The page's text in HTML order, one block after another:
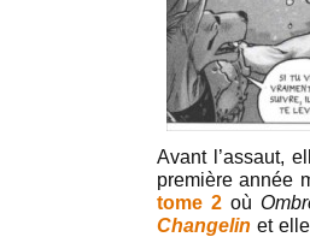
Avant l’assaut,
première année
tome 2 où
Changelin et